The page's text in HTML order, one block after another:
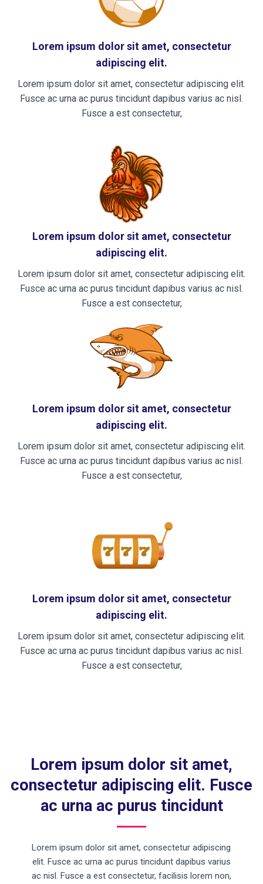
Lorem ipsum dolor sit amet, consectetur
adipiscing elit.
Lorem ipsum dolor sit amet, consectetur adipiscing elit.
Fusce ac urna ac purus tincidunt dapibus varius ac nisl.
Fusce a est consectetur,
Lorem ipsum dolor sit amet, consectetur
adipiscing elit.
Lorem ipsum dolor sit amet, consectetur adipiscing elit.
Fusce ac urna ac purus tincidunt dapibus varius ac nisl.
Fusce a est consectetur,
Lorem ipsum dolor sit amet, consectetur
adipiscing elit.
Lorem ipsum dolor sit amet, consectetur adipiscing elit.
Fusce ac urna ac purus tincidunt dapibus varius ac nisl.
Fusce a est consectetur,
Lorem ipsum dolor sit amet, consectetur
adipiscing elit.
Lorem ipsum dolor sit amet, consectetur adipiscing elit.
Fusce ac urna ac purus tincidunt dapibus varius ac nisl.
Fusce a est consectetur,
Lorem ipsum dolor sit amet,
consectetur adipiscing elit. Fusce
ac urna ac purus tincidunt
Lorem ipsum dolor sit amet, consectetur adipiscing
elit. Fusce ac urna ac purus tincidunt dapibus varius
ac nisl. Fusce a est consectetur, facilisis lorem non,